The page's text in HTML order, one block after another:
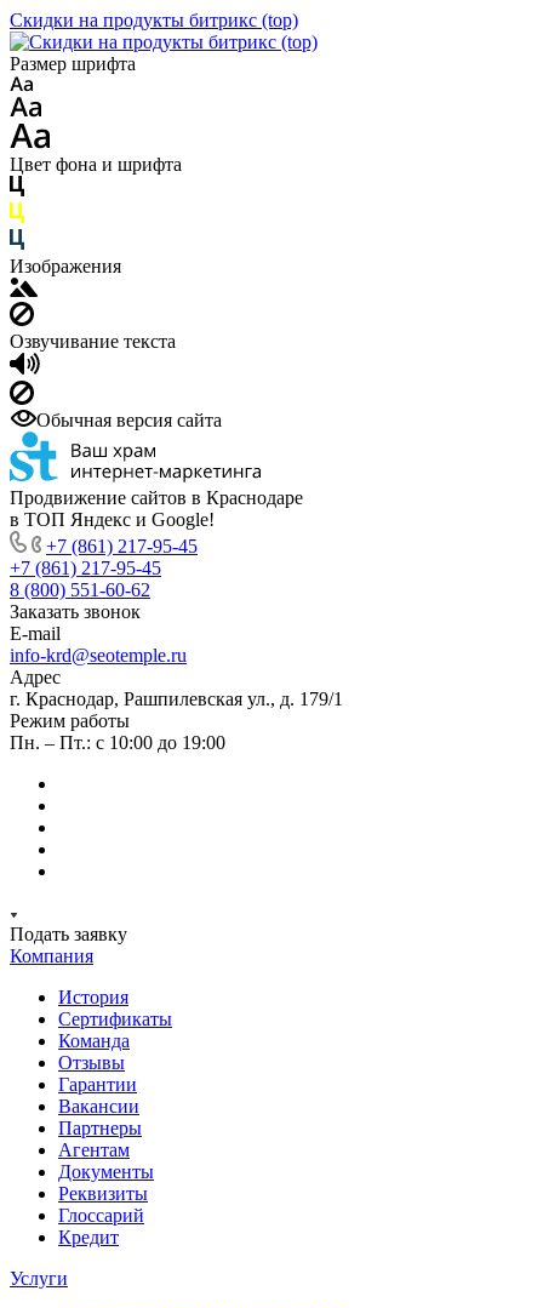
Скидки на продукты битрикс (top)
Размер шрифта
Цвет фона и шрифта
Изображения
Озвучивание текста
Обычная версия сайта
Продвижение сайтов в Краснодаре
в ТОП Яндекс и Google!
+7 (861) 217-95-45
+7 (861) 217-95-45
8 (800) 551-60-62
Заказать звонок
E-mail
info-krd@seotemple.ru
Адрес
г. Краснодар, Рашпилевская ул., д. 179/1
Режим работы
Пн. – Пт.: с 10:00 до 19:00
Подать заявку
Компания
История
Сертификаты
Команда
Отзывы
Гарантии
Вакансии
Партнеры
Агентам
Документы
Реквизиты
Глоссарий
Кредит
Услуги